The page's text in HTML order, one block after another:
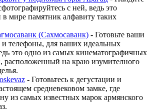
с ней, ведь это
мире памятник алфавиту таких
(Сахмосаванк) - Готовьте ваши
и телефоны, для ваших идеальных
это одно из самых кинематографичных
расположенный на краю изумителного
- Готовьтесь к дегустации и
средневековом замке, где
из самых известных марок армянского